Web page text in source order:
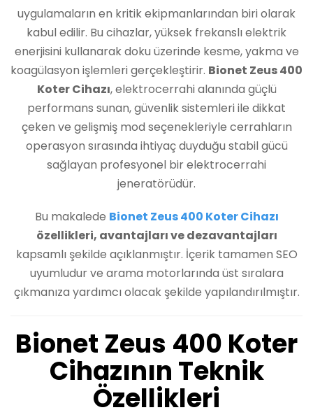
uygulamaların en kritik ekipmanlarından biri olarak
kabul edilir. Bu cihazlar, yüksek frekanslı elektrik
enerjisini kullanarak doku üzerinde kesme, yakma ve
koagülasyon işlemleri gerçekleştirir. Bionet Zeus 400
Koter Cihazı, elektrocerrahi alanında güçlü
performans sunan, güvenlik sistemleri ile dikkat
çeken ve gelişmiş mod seçenekleriyle cerrahların
operasyon sırasında ihtiyaç duyduğu stabil gücü
sağlayan profesyonel bir elektrocerrahi
jeneratörüdür.
Bu makalede Bionet Zeus 400 Koter Cihazı
özellikleri, avantajları ve dezavantajları
kapsamlı şekilde açıklanmıştır. İçerik tamamen SEO
uyumludur ve arama motorlarında üst sıralara
çıkmanıza yardımcı olacak şekilde yapılandırılmıştır.
Bionet Zeus 400 Koter
Cihazının Teknik
Özellikleri